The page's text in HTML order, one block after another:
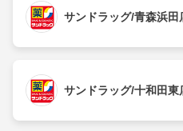
サンドラッグ/青森浜田
サンドラッグ/十和田東